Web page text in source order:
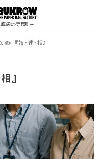
✍ 『報・連・相』
』